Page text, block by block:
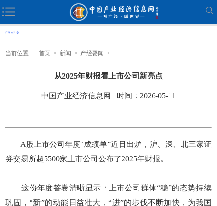
当前位置 首页 > 新闻 > 产经要闻 >
从2025年财报看上市公司新亮点
中国产业经济信息网 时间：2026-05-11
A股上市公司年度“成绩单”近日出炉，沪、深、北三家证
券交易所超5500家上市公司公布了2025年财报。
这份年度答卷清晰显示：上市公司群体“稳”的态势持续
巩固，“新”的动能日益壮大，“进”的步伐不断加快，为我国